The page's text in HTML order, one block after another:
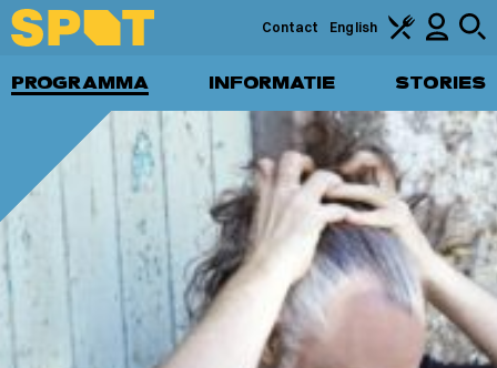
PROGRAMMA INFORMATIE STORIES
Contact English